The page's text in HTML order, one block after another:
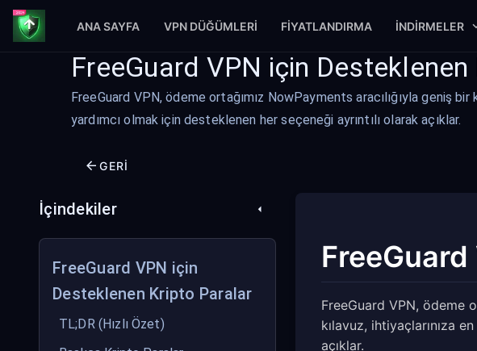
ANA SAYFA VPN DÜĞÜMLERI FIYATLANDIRMA İNDIRMELER
FreeGuard VPN için
FreeGuard VPN, ödeme ortağımız NowPayments aracılığıyla geniş
yardımcı olmak için desteklenen her seçeneği ayrıntılı olarak açıklar.
GERI
İçindekiler
FreeGuard VPN için
Desteklenen Kripto Paralar
TL;DR (Hızlı Özet)
FreeGuard VPN, ödeme
kılavuz, ihtiyaçlarınıza
açıklar.